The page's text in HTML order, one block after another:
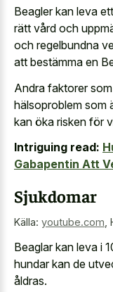
Beagler kan leva
rätt vård och
och regelbundna
att bestämma en
Andra faktorer
hälsoproblem som
kan öka risken för
Intriguing read:
Gabapentin Att
Sjukdomar
Källa: youtube.com
Beaglar kan leva i
hundar kan de
åldras.